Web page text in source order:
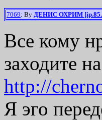
7069: By ДЕНИС ОХРИМ
Все кому
заходите
http://
Я эго